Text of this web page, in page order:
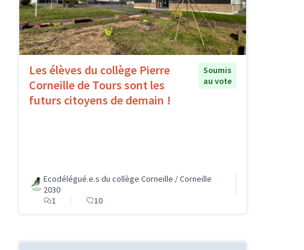
Les élèves du collège Pierre
Corneille de Tours sont les
futurs citoyens de demain !
Soumis
au vote
Ecodélégué.e.s du collège Corneille / Corneille
2030
1
10